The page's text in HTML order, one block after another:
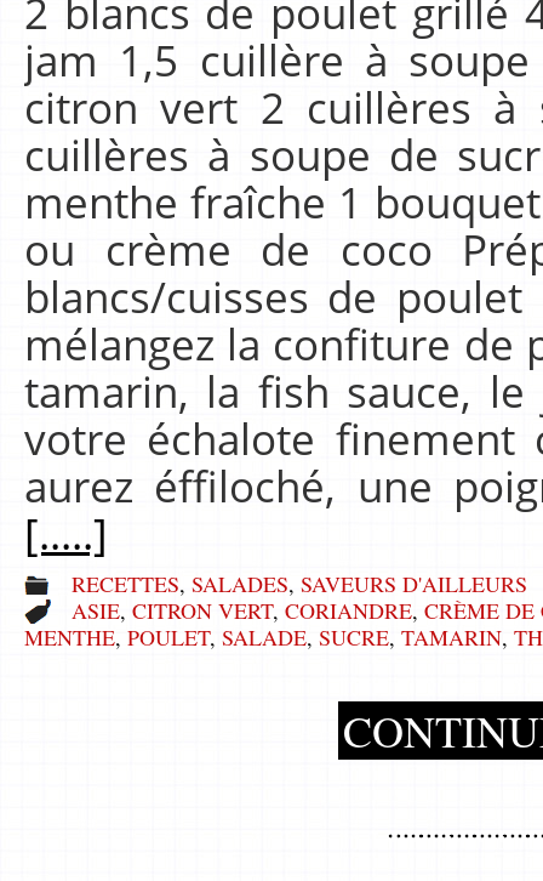
2 blancs de poulet grillé
jam 1,5 cuillère à
citron vert 2 cuillères à
cuillères à soupe de
menthe fraîche 1
ou crème de coco
blancs/cuisses de
mélangez la confiture de
tamarin, la fish sauce,
votre échalote finement
aurez éffiloché, une
[.....]
RECETTES, SALADES, SAVEURS D'AILLEURS
ASIE, CITRON VERT, CORIANDRE, CRÈME DE
MENTHE, POULET, SALADE, SUCRE, TAMARIN,